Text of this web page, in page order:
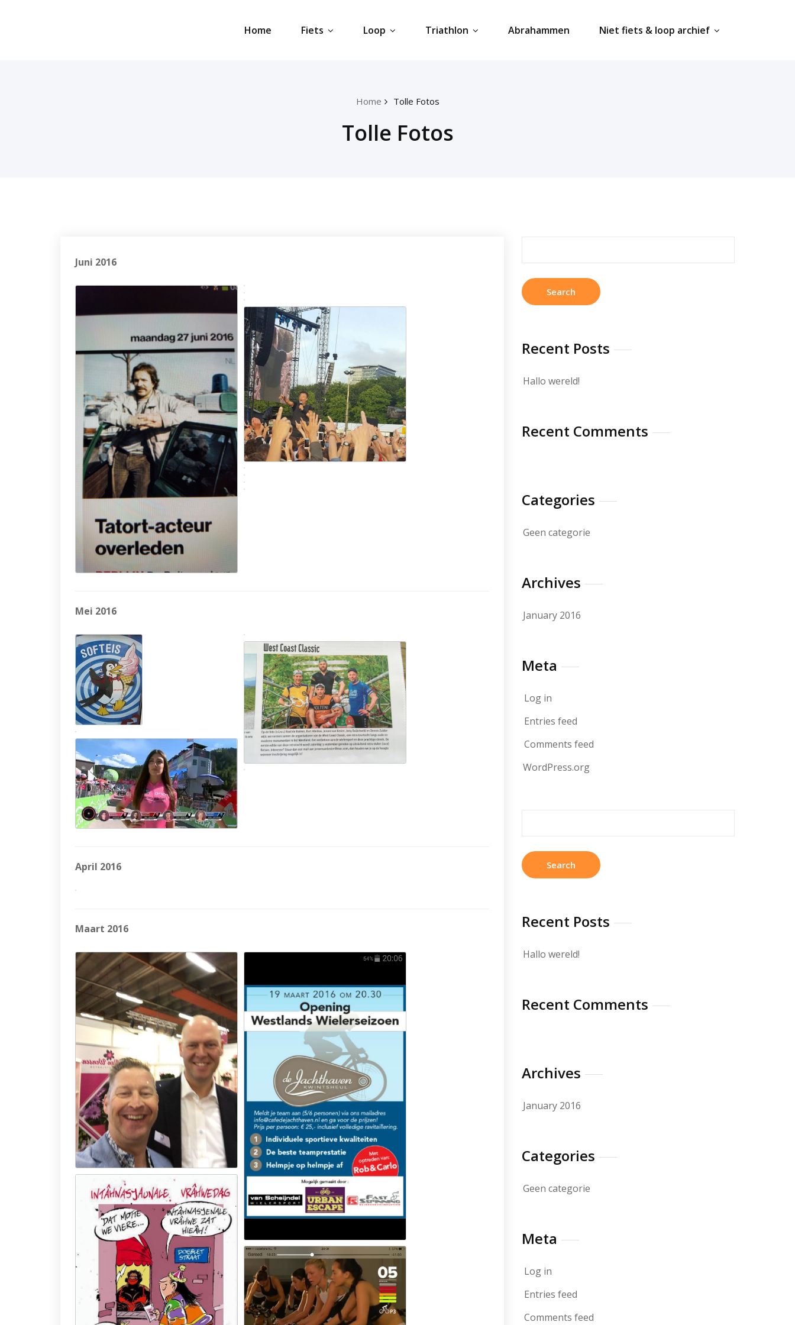
Home Fiets Loop Triathlon Abrahammen Niet fiets & loop archief
Home Tolle Fotos
Tolle Fotos
Juni 2016
Mei 2016
April 2016
Maart 2016
Recent Posts
Hallo wereld!
Recent Comments
Categories
Geen categorie
Archives
January 2016
Meta
Log in
Entries feed
Comments feed
WordPress.org
Recent Posts
Hallo wereld!
Recent Comments
Archives
January 2016
Categories
Geen categorie
Meta
Log in
Entries feed
Comments feed